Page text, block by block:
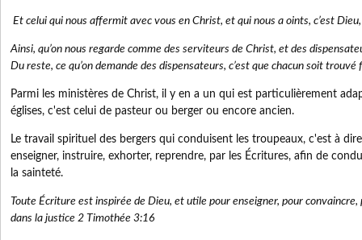
Et celui qui nous affermit avec vous en Christ, et qui nous a oints, c’est
Ainsi, qu’on nous regarde comme des serviteurs de Christ, et des
Du reste, ce qu’on demande des dispensateurs, c’est que chacun soit
Parmi les ministères de Christ, il y en a un qui est particulièrement
églises, c'est celui de pasteur ou berger ou encore ancien.
Le travail spirituel des bergers qui conduisent les troupeaux, c'est à
enseigner, instruire, exhorter, reprendre, par les Écritures, afin de
la sainteté.
Toute Écriture est inspirée de Dieu, et utile pour enseigner, pour
dans la justice 2 Timothée 3:16